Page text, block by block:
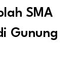
SMA
Gunung